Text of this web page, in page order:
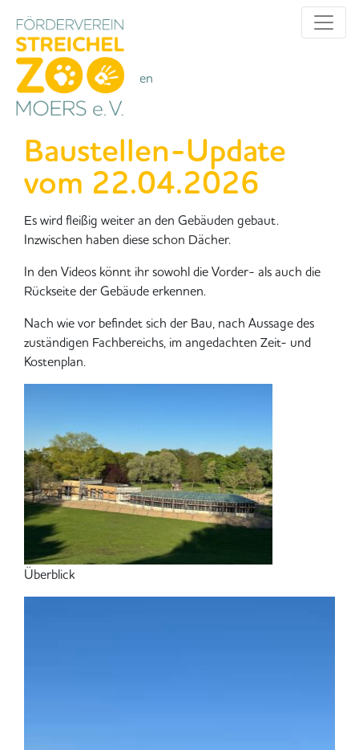
KategorienAlle Kategorien
Baustellen-Update
vom 22.04.2026
Es wird fleißig weiter an den Gebäuden gebaut.
Inzwischen haben diese schon Dächer.
In den Videos könnt ihr sowohl die Vorder- als auch die
Rückseite der Gebäude erkennen.
Nach wie vor befindet sich der Bau, nach Aussage des
zuständigen Fachbereichs, im angedachten Zeit- und
Kostenplan.
Überblick